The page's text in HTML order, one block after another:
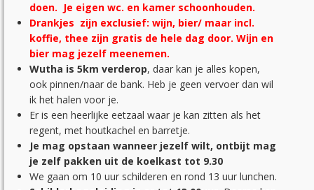
doen. Je eigen wc. en kamer schoonhouden.
Drankjes zijn exclusief: wijn, bier/ maar incl.
koffie, thee zijn gratis de hele dag door. Wijn en
bier mag jezelf meenemen.
Wutha is 5km verderop, daar kan je alles kopen,
ook pinnen/naar de bank. Heb je geen vervoer dan wil
ik het halen voor je.
Er is een heerlijke eetzaal waar je kan zitten als het
regent, met houtkachel en barretje.
Je mag opstaan wanneer jezelf wilt, ontbijt mag
je zelf pakken uit de koelkast tot 9.30
We gaan om 10 uur schilderen en rond 13 uur lunchen.